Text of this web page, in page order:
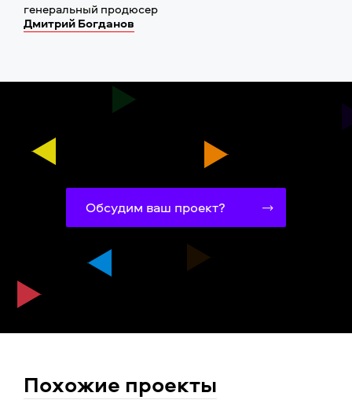
генеральный продюсер
Дмитрий Богданов
Обсудим ваш проект?
Похожие проекты